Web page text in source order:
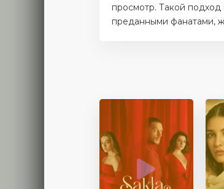
просмотр. Такой подход
преданными фанатами,